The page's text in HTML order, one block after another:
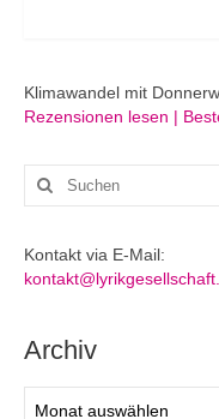
Klimawandel mit
Rezensionen lesen |
Suchen
nach:
Kontakt via E-Mail:
Archiv